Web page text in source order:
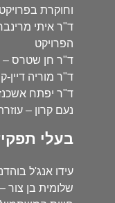
וחוקרת בפרויקט
ד"ר איתי
הפרויקט
ד"ר חן שטרס –
ד"ר מוריה
ד"ר יפתח
נעם קרון –
בעלי
עידו אנג'ל
שלומית בן צור